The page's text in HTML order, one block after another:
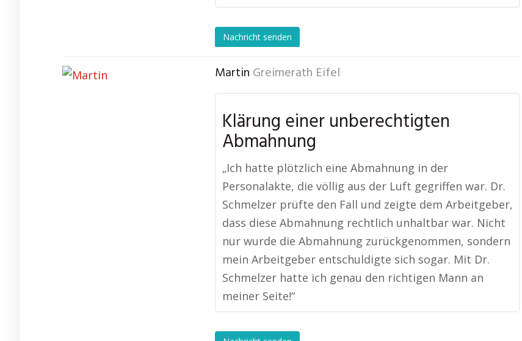
Nachricht senden
Martin Greimerath Eifel
Klärung einer unberechtigten
Abmahnung
„Ich hatte plötzlich eine Abmahnung in der
Personalakte, die völlig aus der Luft gegriffen war. Dr.
Schmelzer prüfte den Fall und zeigte dem Arbeitgeber,
dass diese Abmahnung rechtlich unhaltbar war. Nicht
nur wurde die Abmahnung zurückgenommen, sondern
mein Arbeitgeber entschuldigte sich sogar. Mit Dr.
Schmelzer hatte ich genau den richtigen Mann an
meiner Seite!“